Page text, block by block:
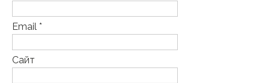
Email *
Сайт